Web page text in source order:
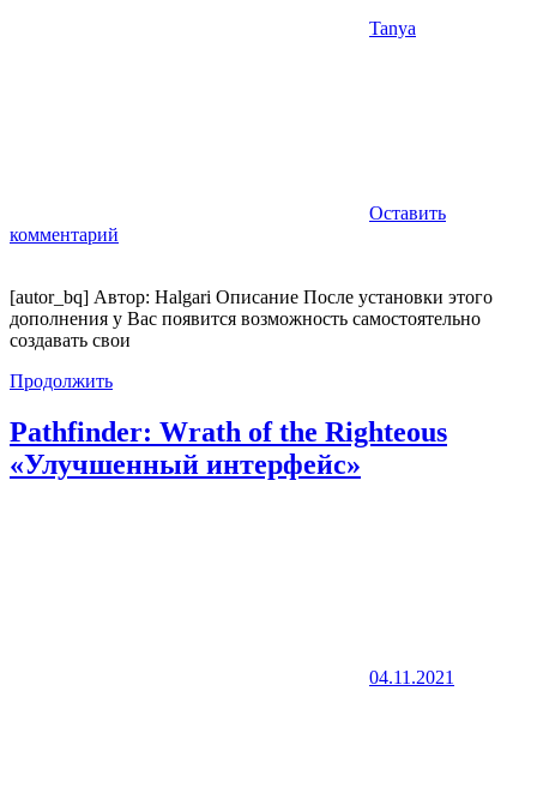
Tanya
Оставить
комментарий
[autor_bq] Автор: Halgari Описание После установки этого
дополнения у Вас появится возможность самостоятельно
создавать свои
Продолжить
Pathfinder: Wrath of the Righteous
«Улучшенный интерфейс»
04.11.2021